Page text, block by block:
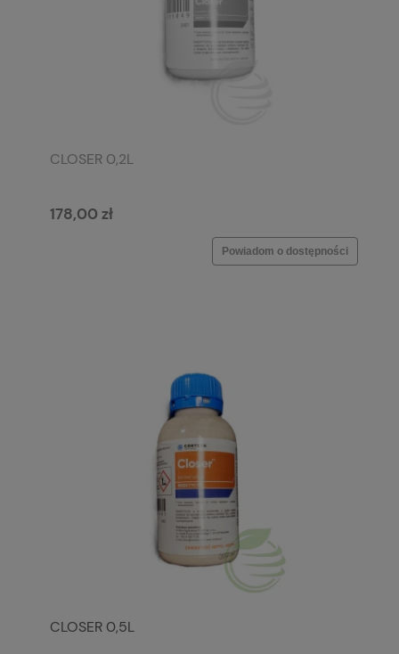
CLOSER 0,2L
178,00 zł
Powiadom o dostępności
CLOSER 0,5L